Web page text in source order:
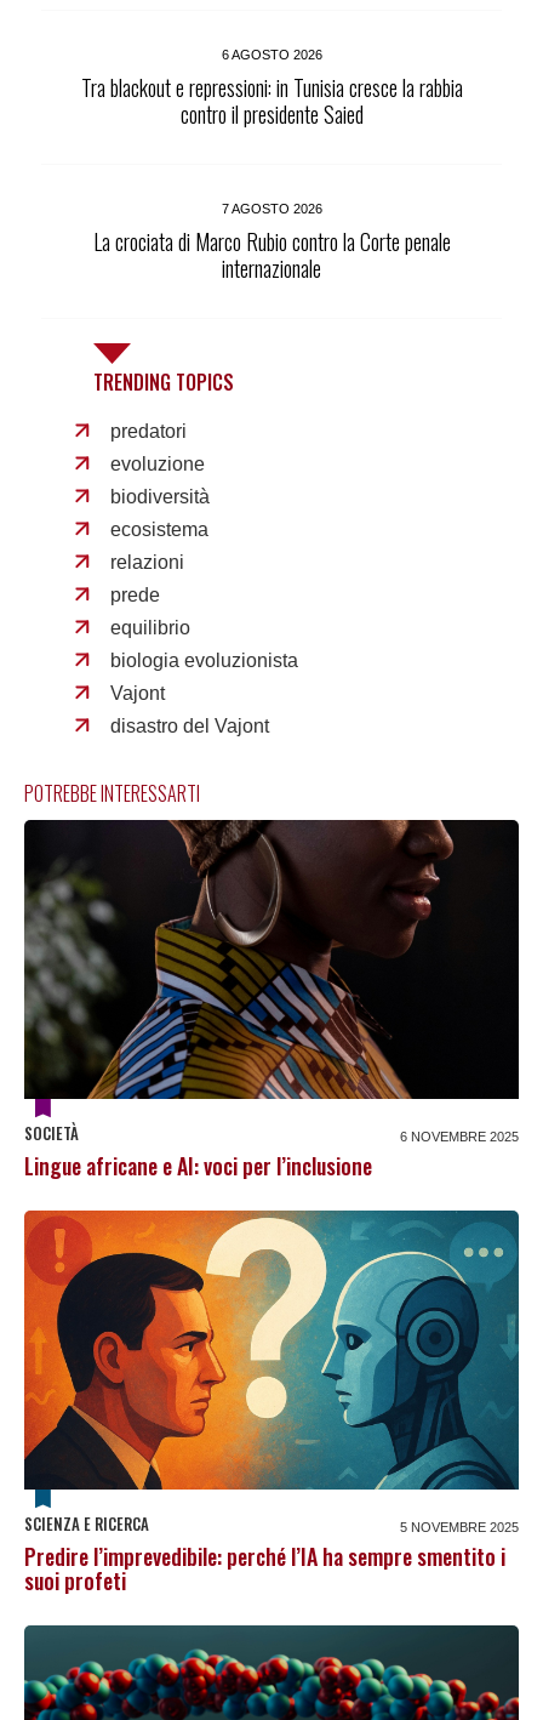
6 AGOSTO 2026
Tra blackout e repressioni: in Tunisia cresce la rabbia
contro il presidente Saied
7 AGOSTO 2026
La crociata di Marco Rubio contro la Corte penale
internazionale
TRENDING TOPICS
predatori
evoluzione
biodiversità
ecosistema
relazioni
prede
equilibrio
biologia evoluzionista
Vajont
disastro del Vajont
POTREBBE INTERESSARTI
SOCIETÀ 6 NOVEMBRE 2025
Lingue africane e AI: voci per l’inclusione
SCIENZA E RICERCA 5 NOVEMBRE 2025
Predire l’imprevedibile: perché l’IA ha sempre smentito i
suoi profeti